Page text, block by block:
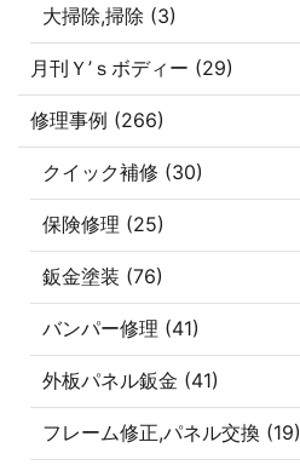
大掃除,掃除 (3)
月刊Ｙ’ｓボディー (29)
修理事例 (266)
クイック補修 (30)
保険修理 (25)
鈑金塗装 (76)
バンパー修理 (41)
外板パネル鈑金 (41)
フレーム修正,パネル交換 (19)